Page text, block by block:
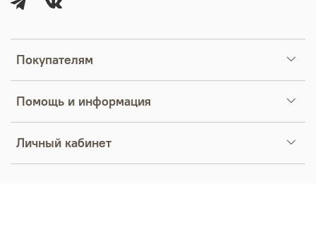
Покупателям
Помощь и информация
Личный кабинет